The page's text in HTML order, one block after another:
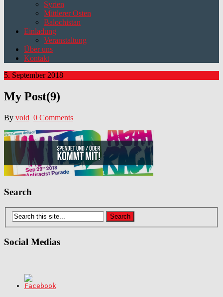
Syrien
Mittlerer Osten
Balochistan
Einladung
Veranstaltung
Über uns
Kontakt
5. September 2018
My Post(9)
By void 0 Comments
Search
Social Medias